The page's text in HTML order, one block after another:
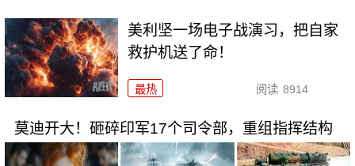
美利坚一场电子战演习，把自家
救护机送了命！
最热 阅读 8914
莫迪开大！砸碎印军17个司令部，重组指挥结构